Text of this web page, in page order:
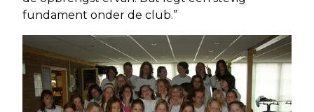
fundament onder de club.”